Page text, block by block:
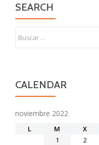
SEARCH
CALENDAR
noviembre 2022
L M X
1
2